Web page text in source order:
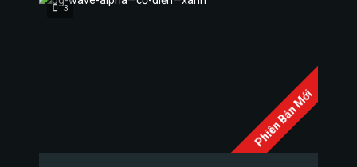
Phiên Bản Mới
3